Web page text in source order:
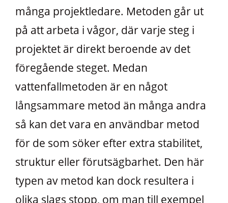
många projektledare. Metoden går ut
på att arbeta i vågor, där varje steg i
projektet är direkt beroende av det
föregående steget. Medan
vattenfallmetoden är en något
långsammare metod än många andra
så kan det vara en användbar metod
för de som söker efter extra stabilitet,
struktur eller förutsägbarhet. Den här
typen av metod kan dock resultera i
olika slags stopp, om man till exempel